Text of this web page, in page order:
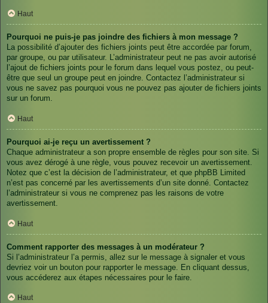
Haut
Pourquoi ne puis-je pas joindre des fichiers à mon message ?
La possibilité d’ajouter des fichiers joints peut être accordée par forum,
par groupe, ou par utilisateur. L’administrateur peut ne pas avoir autorisé
l’ajout de fichiers joints pour le forum dans lequel vous postez, ou peut-
être que seul un groupe peut en joindre. Contactez l’administrateur si
vous ne savez pas pourquoi vous ne pouvez pas ajouter de fichiers joints
sur un forum.
Haut
Pourquoi ai-je reçu un avertissement ?
Chaque administrateur a son propre ensemble de règles pour son site. Si
vous avez dérogé à une règle, vous pouvez recevoir un avertissement.
Notez que c’est la décision de l’administrateur, et que phpBB Limited
n’est pas concerné par les avertissements d’un site donné. Contactez
l’administrateur si vous ne comprenez pas les raisons de votre
avertissement.
Haut
Comment rapporter des messages à un modérateur ?
Si l’administrateur l’a permis, allez sur le message à signaler et vous
devriez voir un bouton pour rapporter le message. En cliquant dessus,
vous accéderez aux étapes nécessaires pour le faire.
Haut